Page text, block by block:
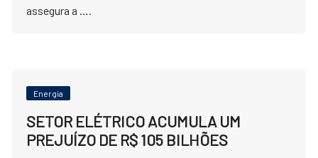
assegura a ….
Energia
SETOR ELÉTRICO ACUMULA UM
PREJUÍZO DE R$ 105 BILHÕES